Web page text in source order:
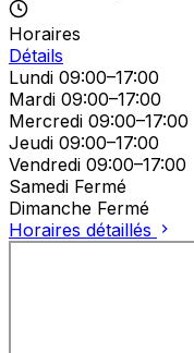
Horaires
Détails
Lundi 09:00–17:00
Mardi 09:00–17:00
Mercredi 09:00–17:00
Jeudi 09:00–17:00
Vendredi 09:00–17:00
Samedi Fermé
Dimanche Fermé
Horaires détaillés